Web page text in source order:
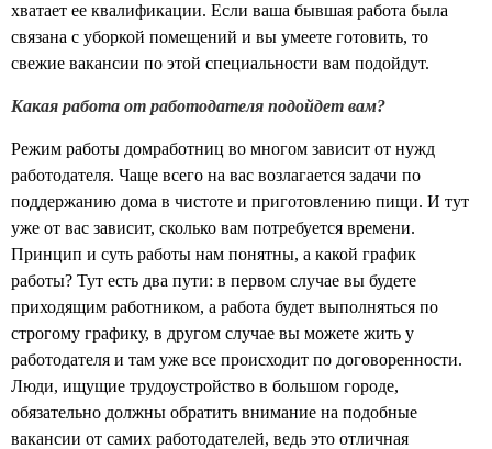
хватает ее квалификации. Если ваша бывшая работа была
связана с уборкой помещений и вы умеете готовить, то
свежие вакансии по этой специальности вам подойдут.
Какая работа от работодателя подойдет вам?
Режим работы домработниц во многом зависит от нужд
работодателя. Чаще всего на вас возлагается задачи по
поддержанию дома в чистоте и приготовлению пищи. И тут
уже от вас зависит, сколько вам потребуется времени.
Принцип и суть работы нам понятны, а какой график
работы? Тут есть два пути: в первом случае вы будете
приходящим работником, а работа будет выполняться по
строгому графику, в другом случае вы можете жить у
работодателя и там уже все происходит по договоренности.
Люди, ищущие трудоустройство в большом городе,
обязательно должны обратить внимание на подобные
вакансии от самих работодателей, ведь это отличная